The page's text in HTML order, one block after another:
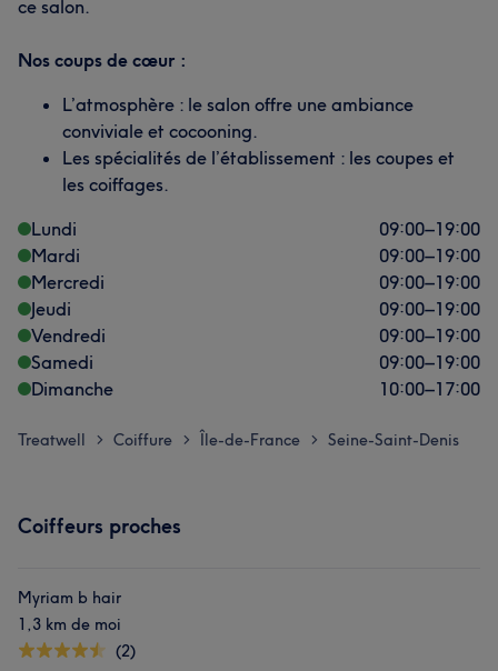
ce salon.
Nos coups de cœur :
L’atmosphère : le salon offre une ambiance
conviviale et cocooning.
Les spécialités de l’établissement : les coupes et
les coiffages.
Lundi
09:00–19:00
Mardi
09:00–19:00
Mercredi
09:00–19:00
Jeudi
09:00–19:00
Vendredi
09:00–19:00
Samedi
09:00–19:00
Dimanche
10:00–17:00
Treatwell > Coiffure > Île-de-France > Seine-Saint-Denis
Coiffeurs proches
Myriam b hair
1,3 km de moi
(2)